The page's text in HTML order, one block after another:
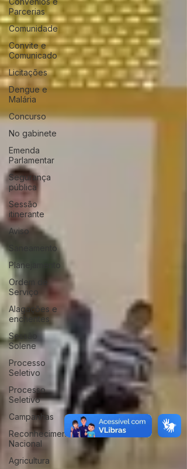
Parcerias
Comunidade
Convite e
Comunicado
Licitações
Dengue e
Malária
Concurso
No gabinete
Emenda
Parlamentar
Segurança
pública
Sessão
itinerante
Aviso
Saneamento
Planejamento
Ordem de
Serviço
Alagações e
enchentes
Sessão
Solene
Processo
Seletivo
Processo
Seletivo
Campanhas
Reconhecimento
Nacional
Agricultura